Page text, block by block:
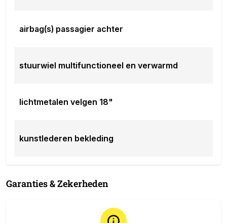
airbag(s) passagier achter
stuurwiel multifunctioneel en verwarmd
lichtmetalen velgen 18"
kunstlederen bekleding
Garanties & Zekerheden